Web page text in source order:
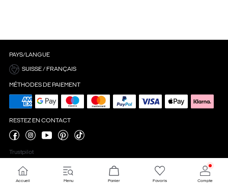
PAYS/LANGUE
SUISSE / FRANÇAIS
MÉTHODES DE PAIEMENT
RESTEZ EN CONTACT
Trustpilot
Accueil Menu Panier Favoris Compte